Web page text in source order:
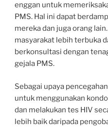
enggan untuk
PMS. Hal ini dapat
mereka dan juga orang
masyarakat lebih terbuka
berkonsultasi dengan
gejala PMS.
Sebagai upaya
untuk menggunakan
dan melakukan tes HIV
lebih baik daripada